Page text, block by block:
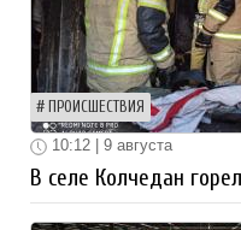
ПРОИСШЕСТВИЯ
10:12 | 9 августа
В селе Колчедан